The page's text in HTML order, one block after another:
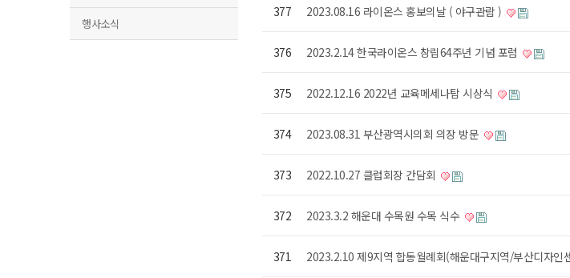
행사소식
377 2023.08.16 라이온스 홍보의날 ( 야구관람 )
376 2023.2.14 한국라이온스 창립64주년 기념 포럼
375 2022.12.16 2022년 교육메세나탑 시상식
374 2023.08.31 부산광역시의회 의장 방문
373 2022.10.27 클럽회장 간담회
372 2023.3.2 해운대 수목원 수목 식수
371 2023.2.10 제9지역 합동월례회(해운대구지역/부산디자인